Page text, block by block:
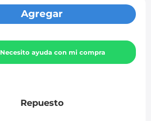
Agregar
Necesito ayuda con mi compra
Repuesto